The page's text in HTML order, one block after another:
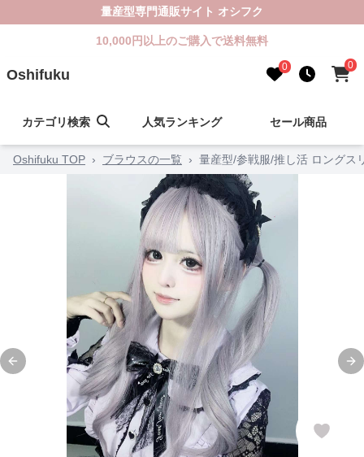
量産型専門通販サイト オシフク
10,000円以上のご購入で送料無料
Oshifuku 0 0
カテゴリ検索 人気ランキング セール商品
Oshifuku TOP › ブラウスの一覧 › 量産型/参戦服/推し活 ロングス
Previous slide